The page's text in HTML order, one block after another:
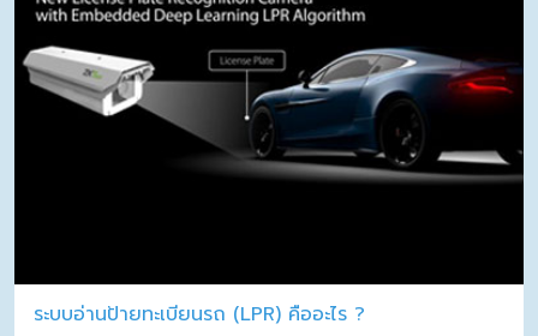
ระบบอ่านป้ายทะเบียนรถ (LPR) คืออะไร ?